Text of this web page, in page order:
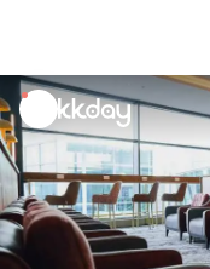
unread
notifications